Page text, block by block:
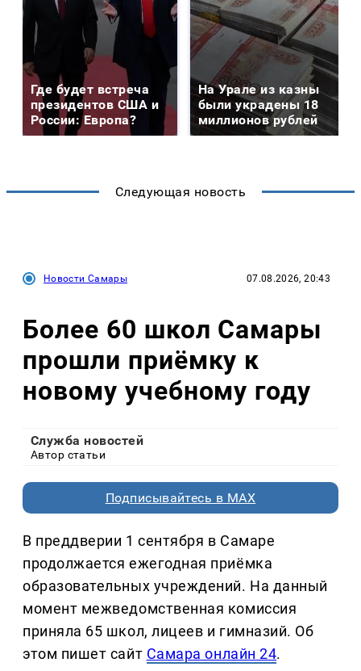
Где будет встреча
президентов США и
России: Европа?
На Урале из казны
были украдены 18
миллионов рублей
Следующая новость
Новости Самары 07.08.2026, 20:43
Более 60 школ Самары
прошли приёмку к
новому учебному году
Служба новостей
Автор статьи
Подписывайтесь в MAX
В преддверии 1 сентября в Самаре
продолжается ежегодная приёмка
образовательных учреждений. На данный
момент межведомственная комиссия
приняла 65 школ, лицеев и гимназий. Об
этом пишет сайт Самара онлайн 24.